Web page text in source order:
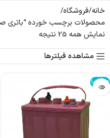
خانه فروشگاه
محصولات برچسب خورده “باتری
نمایش همه 25 نتیجه
مشاهده فیلترها
تمام شد!